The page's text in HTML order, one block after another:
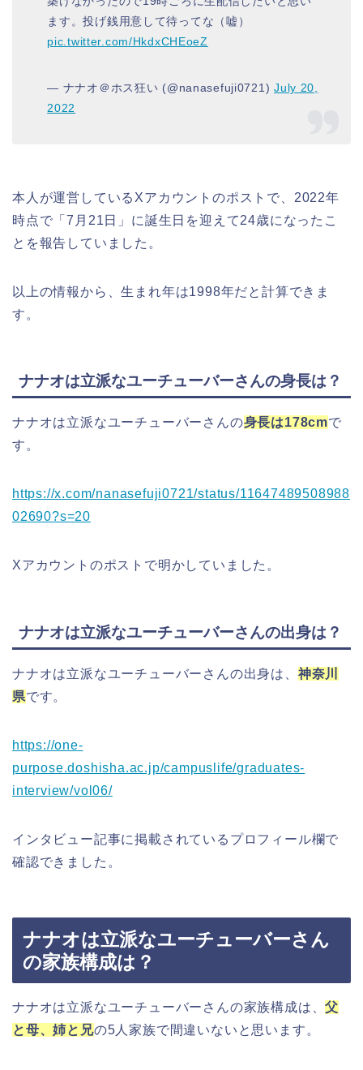
ます。投げ銭用意して待ってな（嘘）
pic.twitter.com/HkdxCHEoeZ
— ナナオ＠ホス狂い (@nanasefuji0721)July 20,
2022
本人が運営しているXアカウントのポストで、2022年
時点で「7月21日」に誕生日を迎えて24歳になったこ
とを報告していました。
以上の情報から、生まれ年は1998年だと計算できま
す。
ナナオは立派なユーチューバーさんの身長は？
ナナオは立派なユーチューバーさんの身長は178cmで
す。
https://x.com/nanasefuji0721/status/11647489508988
02690?s=20
Xアカウントのポストで明かしていました。
ナナオは立派なユーチューバーさんの出身は？
ナナオは立派なユーチューバーさんの出身は、 神奈川
県です。
https://one-
purpose.doshisha.ac.jp/campuslife/graduates-
interview/vol06/
インタビュー記事に掲載されているプロフィール欄で
確認できました。
ナナオは立派なユーチューバーさん
の家族構成は？
ナナオは立派なユーチューバーさんの家族構成は、父
と母、姉と兄の5人家族で間違いないと思います。